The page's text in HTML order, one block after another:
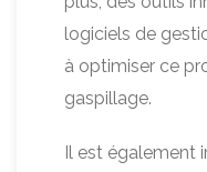
logiciels de
à optimiser ce
gaspillage.
Il est également